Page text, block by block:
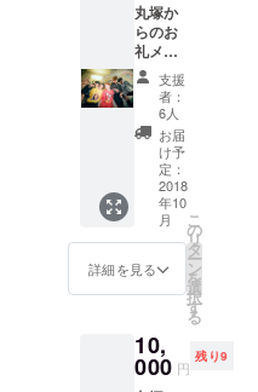
丸塚か
らのお
礼メー
ルと
lazyliec
razy レ
イクレ
さんよ
り限定
動画 あ
YouTub
erレイ
クレさ
んから
今回の
ドファ
ンディ
ング限
支援
者：
6人
お届
け予
定：
2018
年10
月
詳細を見る
こ
の
リ
タ
ー
ン
を
選
択
す
る
10,
000 円
残り9